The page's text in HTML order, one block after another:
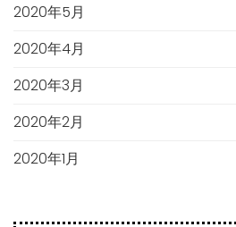
2020年5月
2020年4月
2020年3月
2020年2月
2020年1月